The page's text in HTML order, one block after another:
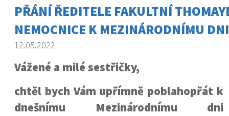
PŘÁNÍ ŘEDITELE FAKULTNÍ
NEMOCNICE K MEZINÁRODNÍMU
12.05.2022
Vážené a milé sestřičky,
chtěl bych Vám upřímně poblahopřát k
dnešnímu Mezinárodnímu dni